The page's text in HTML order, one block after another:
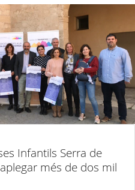
més de dos mil